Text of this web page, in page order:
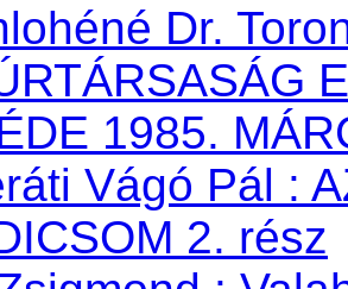
Dr.
1985.
Vágó Pál :
2. rész